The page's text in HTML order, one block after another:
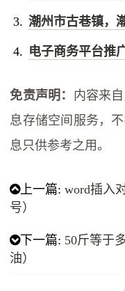
潮州市古巷镇，
电子商务平台推
免责声明： 内容来
息存储空间服务，
息只供参考之用。
上一篇:word插入
号）
下一篇: 50斤等于
油）